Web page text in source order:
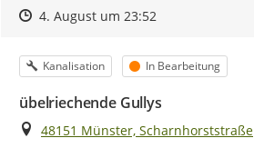
Zeitpunkt des Erstellens
Zeitpunkt des Erstellens
4. August um 23:52Zur Äußerung
Kategorie
Kanalisation Status
In Bearbeitung
übelriechende Gullys
Ort
48151 Münster, Scharnhorststraße